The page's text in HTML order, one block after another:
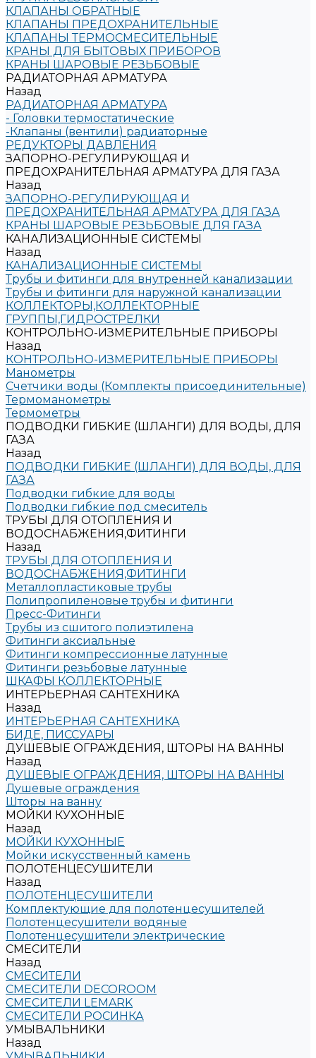
КЛАПАНЫ ОБРАТНЫЕ
КЛАПАНЫ ПРЕДОХРАНИТЕЛЬНЫЕ
КЛАПАНЫ ТЕРМОСМЕСИТЕЛЬНЫЕ
КРАНЫ ДЛЯ БЫТОВЫХ ПРИБОРОВ
КРАНЫ ШАРОВЫЕ РЕЗЬБОВЫЕ
РАДИАТОРНАЯ АРМАТУРА
Назад
РАДИАТОРНАЯ АРМАТУРА
- Головки термостатические
-Клапаны (вентили) радиаторные
РЕДУКТОРЫ ДАВЛЕНИЯ
ЗАПОРНО-РЕГУЛИРУЮЩАЯ И
ПРЕДОХРАНИТЕЛЬНАЯ АРМАТУРА ДЛЯ ГАЗА
Назад
ЗАПОРНО-РЕГУЛИРУЮЩАЯ И
ПРЕДОХРАНИТЕЛЬНАЯ АРМАТУРА ДЛЯ ГАЗА
КРАНЫ ШАРОВЫЕ РЕЗЬБОВЫЕ ДЛЯ ГАЗА
КАНАЛИЗАЦИОННЫЕ СИСТЕМЫ
Назад
КАНАЛИЗАЦИОННЫЕ СИСТЕМЫ
Трубы и фитинги для внутренней канализации
Трубы и фитинги для наружной канализации
КОЛЛЕКТОРЫ,КОЛЛЕКТОРНЫЕ
ГРУППЫ,ГИДРОСТРЕЛКИ
КОНТРОЛЬНО-ИЗМЕРИТЕЛЬНЫЕ ПРИБОРЫ
Назад
КОНТРОЛЬНО-ИЗМЕРИТЕЛЬНЫЕ ПРИБОРЫ
Манометры
Счетчики воды (Комплекты присоединительные)
Термоманометры
Термометры
ПОДВОДКИ ГИБКИЕ (ШЛАНГИ) ДЛЯ ВОДЫ, ДЛЯ
ГАЗА
Назад
ПОДВОДКИ ГИБКИЕ (ШЛАНГИ) ДЛЯ ВОДЫ, ДЛЯ
ГАЗА
Подводки гибкие для воды
Подводки гибкие под смеситель
ТРУБЫ ДЛЯ ОТОПЛЕНИЯ И
ВОДОСНАБЖЕНИЯ,ФИТИНГИ
Назад
ТРУБЫ ДЛЯ ОТОПЛЕНИЯ И
ВОДОСНАБЖЕНИЯ,ФИТИНГИ
Металлопластиковые трубы
Полипропиленовые трубы и фитинги
Пресс-Фитинги
Трубы из сшитого полиэтилена
Фитинги аксиальные
Фитинги компрессионные латунные
Фитинги резьбовые латунные
ШКАФЫ КОЛЛЕКТОРНЫЕ
ИНТЕРЬЕРНАЯ САНТЕХНИКА
Назад
ИНТЕРЬЕРНАЯ САНТЕХНИКА
БИДЕ, ПИССУАРЫ
ДУШЕВЫЕ ОГРАЖДЕНИЯ, ШТОРЫ НА ВАННЫ
Назад
ДУШЕВЫЕ ОГРАЖДЕНИЯ, ШТОРЫ НА ВАННЫ
Душевые ограждения
Шторы на ванну
МОЙКИ КУХОННЫЕ
Назад
МОЙКИ КУХОННЫЕ
Мойки искусственный камень
ПОЛОТЕНЦЕСУШИТЕЛИ
Назад
ПОЛОТЕНЦЕСУШИТЕЛИ
Комплектующие для полотенцесушителей
Полотенцесушители водяные
Полотенцесушители электрические
СМЕСИТЕЛИ
Назад
СМЕСИТЕЛИ
СМЕСИТЕЛИ DECOROOM
СМЕСИТЕЛИ LEMARK
СМЕСИТЕЛИ РОСИНКА
УМЫВАЛЬНИКИ
Назад